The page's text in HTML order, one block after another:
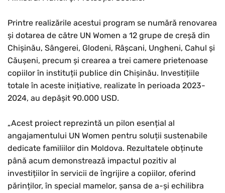
Printre realizările acestui program se numără renovarea
și dotarea de către UN Women a 12 grupe de creșă din
Chișinău, Sângerei, Glodeni, Râșcani, Ungheni, Cahul și
Căușeni, precum și crearea a trei camere prietenoase
copiilor în instituții publice din Chișinău. Investițiile
totale în aceste inițiative, realizate în perioada 2023-
2024, au depășit 90.000 USD.
„Acest proiect reprezintă un pilon esențial al
angajamentului UN Women pentru soluții sustenabile
dedicate familiilor din Moldova. Rezultatele obținute
până acum demonstrează impactul pozitiv al
investițiilor în servicii de îngrijire a copiilor, oferind
părinților, în special mamelor, șansa de a-și echilibra